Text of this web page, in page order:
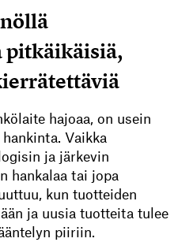
pitkäikäisiä,
hajoaa, on usein
Vaikka
ja järkevin
hankalaa tai jopa
kun tuotteiden
ja uusia tuotteita tulee
piiriin.